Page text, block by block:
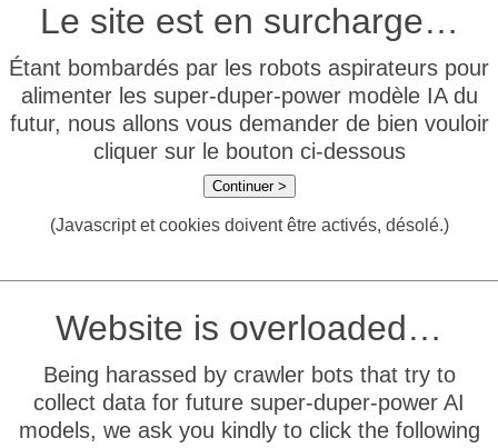
Le site est en surcharge…
Étant bombardés par les robots aspirateurs pour
alimenter les super-duper-power modèle IA du
futur, nous allons vous demander de bien vouloir
cliquer sur le bouton ci-dessous
Continuer >
(Javascript et cookies doivent être activés, désolé.)
Website is overloaded…
Being harassed by crawler bots that try to
collect data for future super-duper-power AI
models, we ask you kindly to click the following